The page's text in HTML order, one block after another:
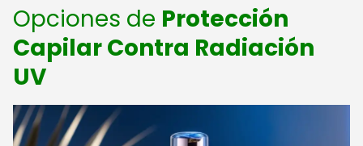
Opciones de Protección
Capilar Contra Radiación
UV